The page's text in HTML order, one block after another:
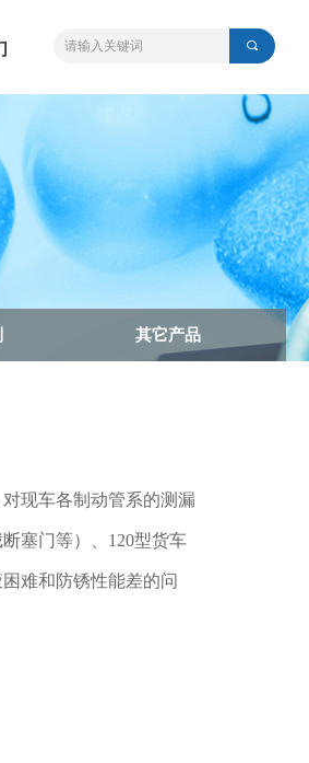
끠
现车各制动管系的测漏
塞门等）、120型货车
难和防锈性能差的问
其它产品